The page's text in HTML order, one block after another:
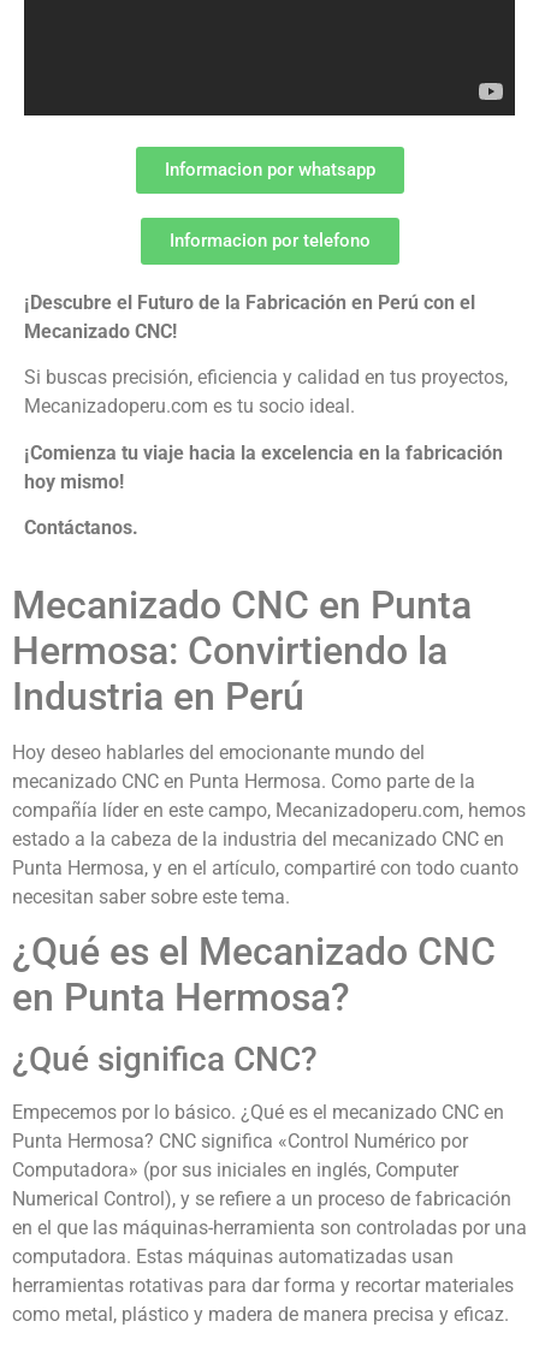
Informacion por whatsapp
Informacion por telefono
¡Descubre el Futuro de la Fabricación en Perú con el
Mecanizado CNC!
Si buscas precisión, eficiencia y calidad en tus proyectos,
Mecanizadoperu.com es tu socio ideal.
¡Comienza tu viaje hacia la excelencia en la fabricación
hoy mismo!
Contáctanos.
Mecanizado CNC en Punta
Hermosa: Convirtiendo la
Industria en Perú
Hoy deseo hablarles del emocionante mundo del
mecanizado CNC en Punta Hermosa. Como parte de la
compañía líder en este campo, Mecanizadoperu.com, hemos
estado a la cabeza de la industria del mecanizado CNC en
Punta Hermosa, y en el artículo, compartiré con todo cuanto
necesitan saber sobre este tema.
¿Qué es el Mecanizado CNC
en Punta Hermosa?
¿Qué significa CNC?
Empecemos por lo básico. ¿Qué es el mecanizado CNC en
Punta Hermosa? CNC significa «Control Numérico por
Computadora» (por sus iniciales en inglés, Computer
Numerical Control), y se refiere a un proceso de fabricación
en el que las máquinas-herramienta son controladas por una
computadora. Estas máquinas automatizadas usan
herramientas rotativas para dar forma y recortar materiales
como metal, plástico y madera de manera precisa y eficaz.